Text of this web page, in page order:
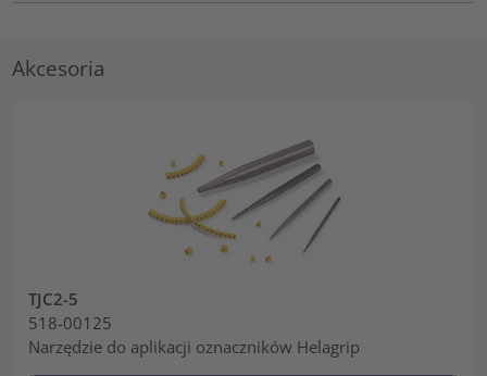
Akcesoria
TJC2-5
518-00125
Narzędzie do aplikacji oznaczników Helagrip